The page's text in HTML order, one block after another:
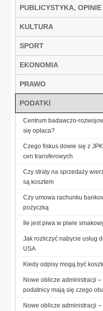
PUBLICYSTYKA, OPINIE
KULTURA
SPORT
EKONOMIA
PRAWO
PODATKI
Centrum badawczo-
się opłaca?
Czego fiskus dowie się z
cen transferowych
Czy straty na sprzedaży
są kosztem
Czy umowa rachunku
pożyczką
Ile jest piwa w piwie
Jak rozliczyć nabycie usług
USA
Kiedy odpisy mogą być
Nowe oblicze administracji –
podatnicy mają się czego
Nowe oblicze administracji –